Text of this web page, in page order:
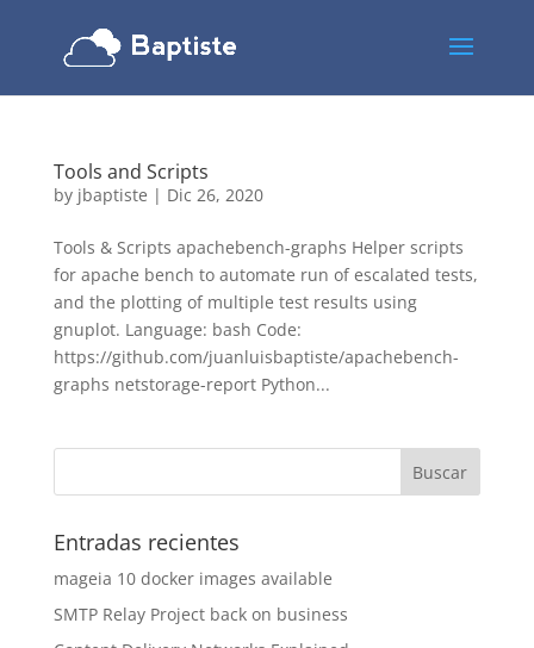
Tools and Scripts
by jbaptiste | Dic 26, 2020
Tools & Scripts apachebench-graphs Helper scripts
for apache bench to automate run of escalated tests,
and the plotting of multiple test results using
gnuplot. Language: bash Code:
https://github.com/juanluisbaptiste/apachebench-
graphs netstorage-report Python...
Entradas recientes
mageia 10 docker images available
SMTP Relay Project back on business